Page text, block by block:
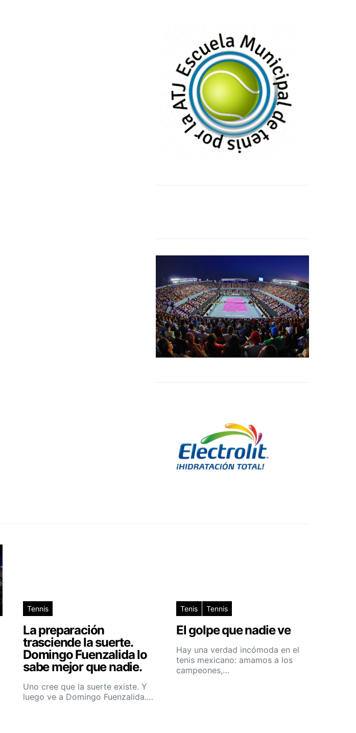
Tennis
La preparación
trasciende la suerte.
Domingo Fuenzalida lo
sabe mejor que nadie.
Uno cree que la suerte existe. Y
luego ve a Domingo Fuenzalida.…
Tenis Tennis
El golpe que nadie ve
Hay una verdad incómoda en el
tenis mexicano: amamos a los
campeones,…